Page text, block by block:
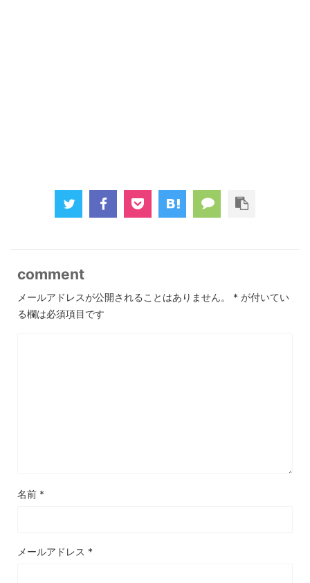
comment
メールアドレスが公開されることはありません。 * が付いてい
る欄は必須項目です
名前 *
メールアドレス *